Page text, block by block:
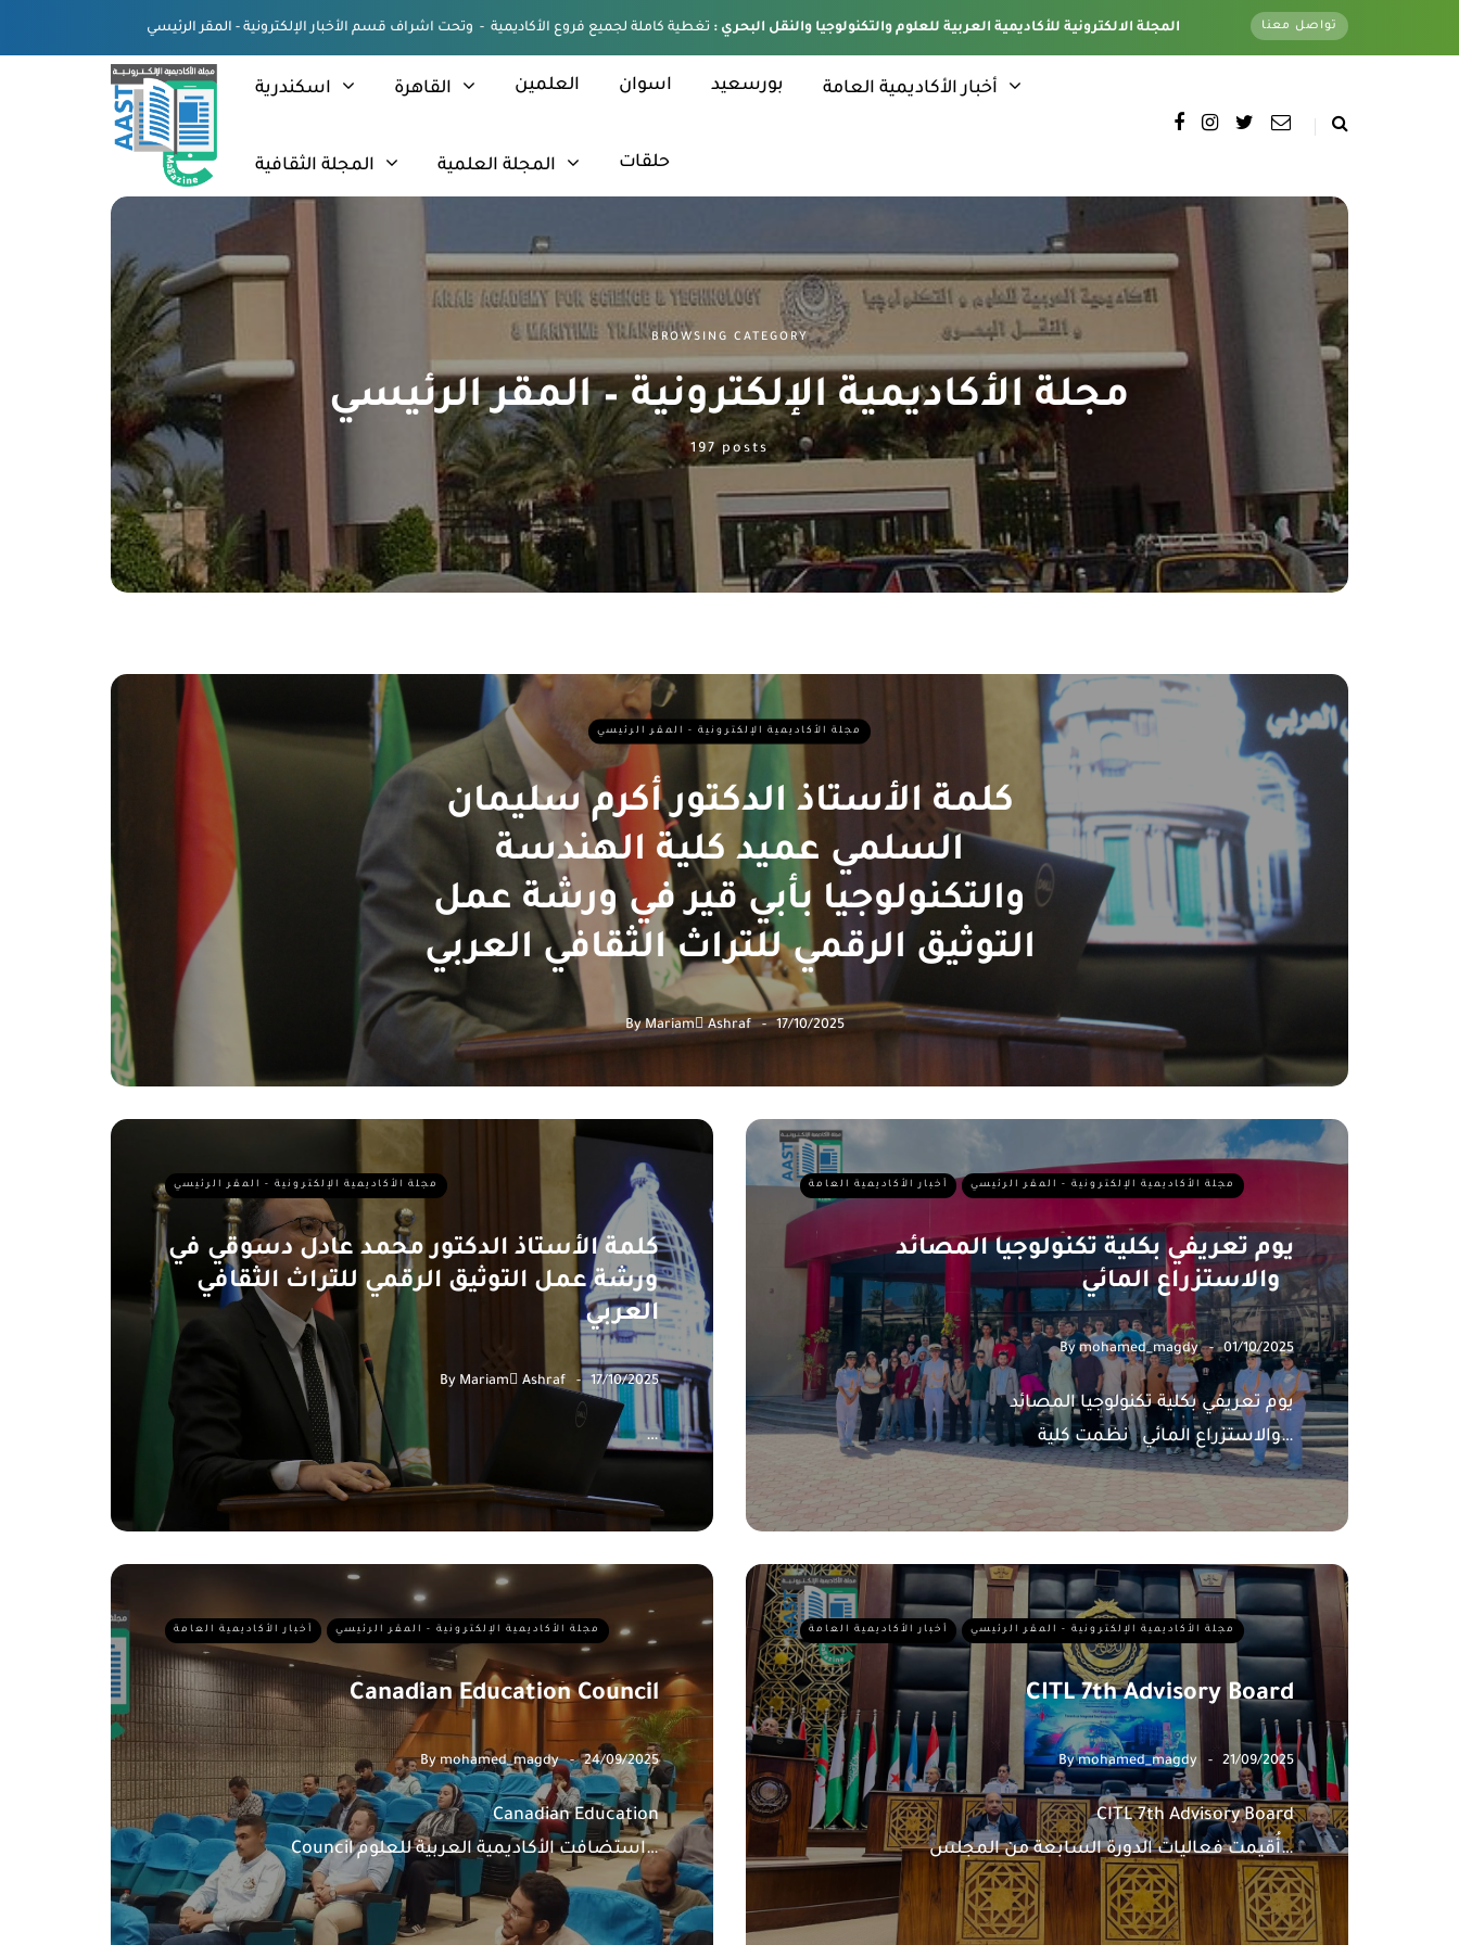
المجلة الالكترونية للأكاديمية العربية للعلوم والتكنولوجيا والنقل البحري : تواصل معنا
اسكندرية القاهرة العلمين اسوان بورسعيد أخبار الأكاديمية العامة
المجلة الثقافية المجلة العلمية حلقات
BROWSING CATEGORY
مجلة الأكاديمية الإلكترونية – المقر الرئيسي
197 posts
مجلة الأكاديمية الإلكترونية - المقر الرئيسي
كلمة الأستاذ الدكتور أكرم سليمان
السلمي عميد كلية الهندسة
والتكنولوجيا بأبي قير في ورشة عمل
التوثيق الرقمي للتراث الثقافي العربي
ByMariam ِAshraf 17/10/2025
مجلة الأكاديمية الإلكترونية - المقر الرئيسي
كلمة الأستاذ الدكتور محمد عادل دسوقي في
ورشة عمل التوثيق الرقمي للتراث الثقافي
العربي
By Mariam ِAshraf 17/10/2025
…
أخبار الأكاديمية العامة مجلة الأكاديمية الإلكترونية - المقر الرئيسي
يوم تعريفي بكلية تكنولوجيا المصائد
والاستزراع المائي
Bymohamed_magdy 01/10/2025
يوم تعريفي بكلية تكنولوجيا المصائد
والاستزراع المائي نظمت كلية…
أخبار الأكاديمية العامة مجلة الأكاديمية الإلكترونية - المقر الرئيسي
Canadian Education Council
Bymohamed_magdy 24/09/2025
Canadian Education
Council استضافت الأكاديمية العربية للعلوم…
أخبار الأكاديمية العامة مجلة الأكاديمية الإلكترونية - المقر الرئيسي
CITL 7th Advisory Board
Bymohamed_magdy 21/09/2025
CITL 7th Advisory Board
أُقيمت فعاليات الدورة السابعة من المجلس…